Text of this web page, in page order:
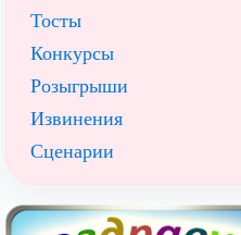
Тосты
Конкурсы
Розыгрыши
Извинения
Сценарии